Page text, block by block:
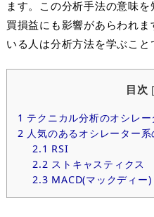
ます。この分析手法の意味
買損益にも影響があらわれま
いる人は分析方法を学ぶこと
目次 [
1 テクニカル分析のオシレー
2 人気のあるオシレーター
2.1 RSI
2.2 ストキャスティクス
2.3 MACD(マックディー)